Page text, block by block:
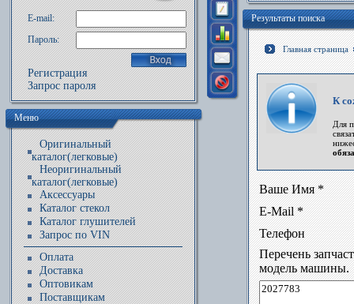
E-mail:
Пароль:
Регистрация
Запрос пароля
Меню
Оригинальный
каталог(легковые)
Неоригинальный
каталог(легковые)
Аксессуары
Каталог стекол
Каталог глушителей
Запрос по VIN
Оплата
Доставка
Оптовикам
Поставщикам
Результаты поиска
Главная страница
К
Для
Ваше Имя *
E-Mail *
Телефон
Перечень
модель машины.